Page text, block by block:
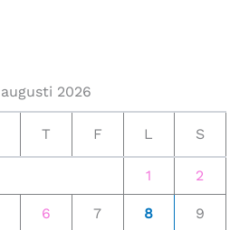
augusti 2026
T F L S
1 2
6 7 8 9